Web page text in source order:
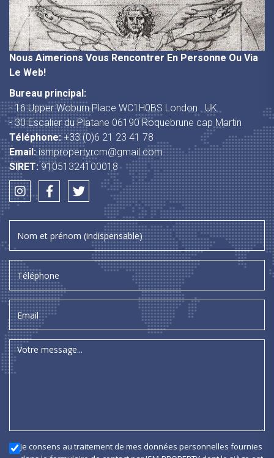
Nous Aimerions Vous Rencontrer En Personne Ou Via
Le Web!
Bureau principal:
- 16 Upper Woburn Place WC1H0BS London . UK
- 30 Escalier du Platane 06190 Roquebrune cap Martin
Téléphone:+33 (0)6 21 23 41 78
Email: ismpropertyrcm@gmail.com
SIRET: 91051324100018
Je consens au traitement de mes données personnelles fournies